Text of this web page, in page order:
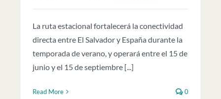
La ruta estacional fortalecerá la conectividad
directa entre El Salvador y España durante la
temporada de verano, y operará entre el 15 de
junio y el 15 de septiembre [...]
Read More 0